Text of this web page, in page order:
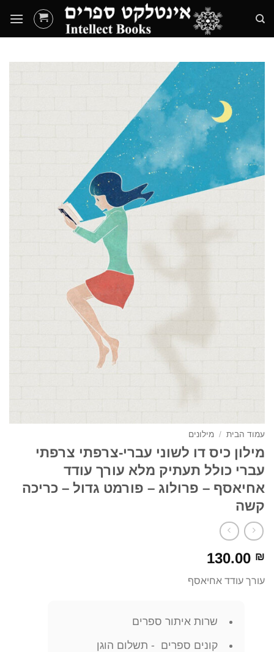
content
עמוד הבית / מילונים
מילון כיס דו לשוני עברי-צרפתי צרפתי
עברי כולל תעתיק מלא עורך עודד
אחיאסף – פרולוג – פורמט גדול – כריכה
קשה
130.00 ₪
עורך עודד אחיאסף
שרות איתור ספרים
קונים ספרים - תשלום הוגן